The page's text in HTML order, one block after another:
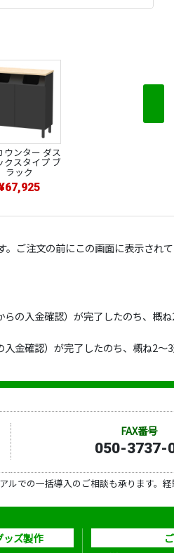
ウンター ダス
クスタイプ ブ
ラック
ご注文の前にこの画面に表示され
の入金確認）が完了したのち、概ね
金確認）が完了したのち、概ね2～
FAX番号
050-3737-
での一括導入のご相談も承ります。
ッズ製作